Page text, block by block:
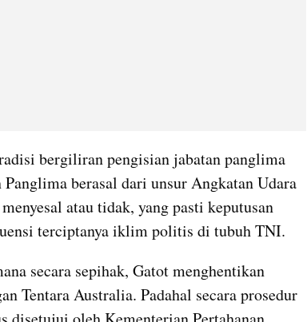
bergiliran pengisian jabatan panglima
berasal dari unsur Angkatan Udara
atau tidak, yang pasti keputusan
terciptanya iklim politis di tubuh TNI.
secara sepihak, Gatot menghentikan
Tentara Australia. Padahal secara prosedur